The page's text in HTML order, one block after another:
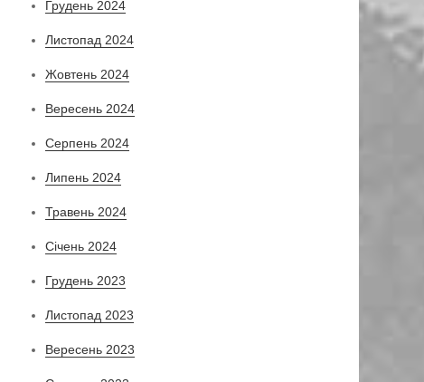
Грудень 2024
Листопад 2024
Жовтень 2024
Вересень 2024
Серпень 2024
Липень 2024
Травень 2024
Січень 2024
Грудень 2023
Листопад 2023
Вересень 2023